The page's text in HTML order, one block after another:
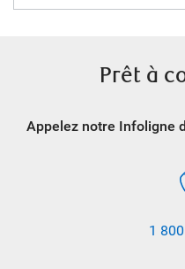
Prêt à
Appelez notre Infoligne
1